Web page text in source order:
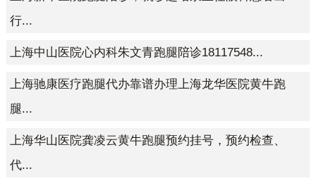
行...
上海中山医院心内科朱文青跑腿陪诊18117548...
上海驰康医疗跑腿代办靠谱办理上海龙华医院黄牛跑
腿...
上海华山医院龚凌云黄牛跑腿预约挂号，预约检查、
代...